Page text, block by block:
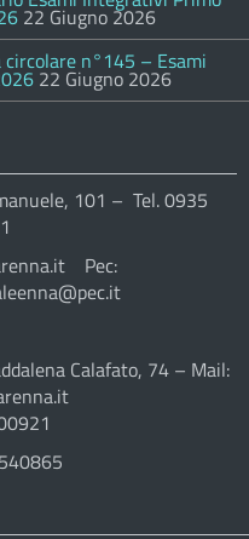
22 Giugno 2026
n°145 – Esami
22 Giugno 2026
101 – Tel. 0935
Pec:
Calafato, 74 – Mail: